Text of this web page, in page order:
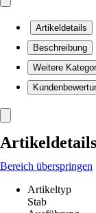
Artikeldetails
Beschreibung
Weitere
Artikeldetails
Bereich überspringen
Artikeltyp
Stab